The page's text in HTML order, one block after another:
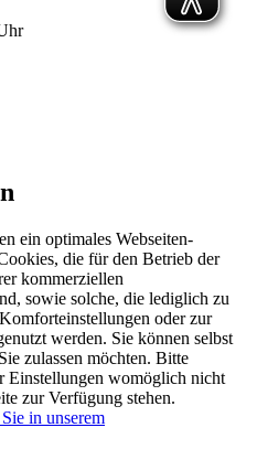
ein optimales Webseiten-
die für den Betrieb der
kommerziellen
sowie solche, die lediglich zu
oder zur
werden. Sie können selbst
zulassen möchten. Bitte
Einstellungen womöglich nicht
zur Verfügung stehen.
in unserem